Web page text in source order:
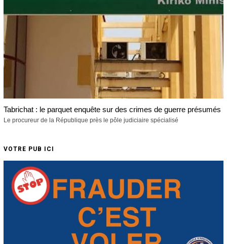
Tabrichat : le parquet enquête sur des crimes de guerre présumés
Le procureur de la République près le pôle judiciaire spécialisé
VOTRE PUB ICI